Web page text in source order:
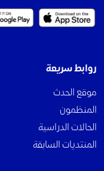
روابط سريعة
موقع الحدث
المنظمون
الحالات الدراسية
المنتديات السابقة